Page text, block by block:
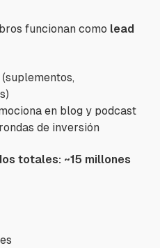
funcionan como lead
en blog y podcast
de inversión
totales: ~15 millones